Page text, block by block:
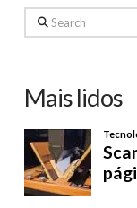
Search
Mais lidos